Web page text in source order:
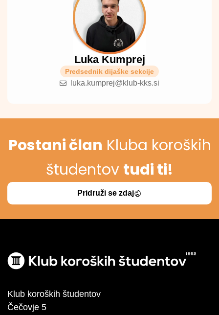
Luka Kumprej
Predsednik dijaške sekcije
luka.kumprej@klub-kks.si
Postani član Kluba koroških
študentov tudi ti!
Pridruži se zdaj
Klub koroških študentov
Čečovje 5